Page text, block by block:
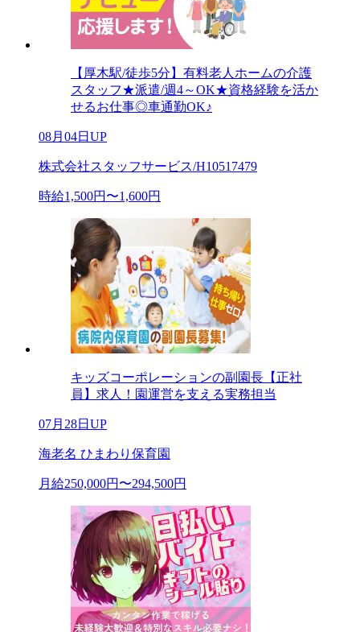
【厚木駅/徒歩5分】有料老人ホームの介護
スタッフ★派遣/週4～OK★資格経験を活か
せるお仕事◎車通勤OK♪
08月04日UP
株式会社スタッフサービス/H10517479
時給1,500円〜1,600円
キッズコーポレーションの副園長【正社
員】求人！園運営を支える実務担当
07月28日UP
海老名 ひまわり保育園
月給250,000円〜294,500円